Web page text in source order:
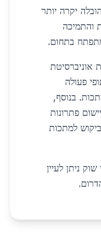
יקרה יותר
והתמיכה
בתחום.
אוניברסיטת
פעולה
בנוסף,
פתרונות
למתכות
ניתן לעיין